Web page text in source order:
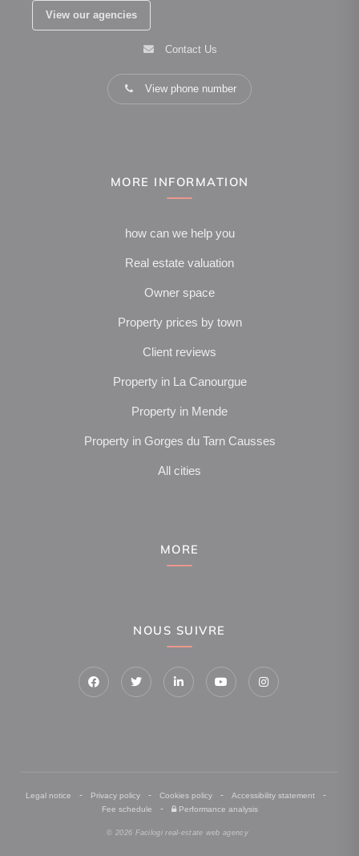
View our agencies
Contact Us
View phone number
MORE INFORMATION
how can we help you
Real estate valuation
Owner space
Property prices by town
Client reviews
Property in La Canourgue
Property in Mende
Property in Gorges du Tarn Causses
All cities
MORE
NOUS SUIVRE
Legal notice - Privacy policy - Cookies policy - Accessibility statement -
Fee schedule - Performance analysis
© 2026 Facilogi real-estate web agency